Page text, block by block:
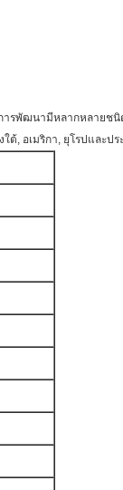
การพัฒนามีหลากหลาย
, อเมริกา, ยุโรปและป